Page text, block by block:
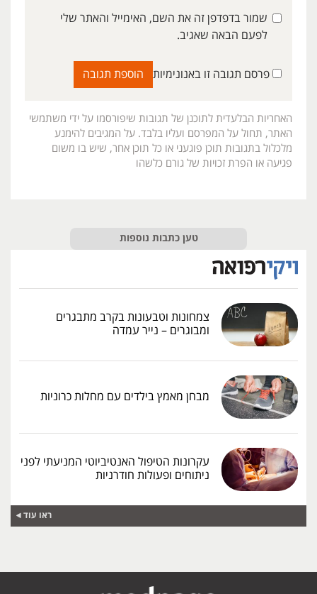
שמור בדפדפן זה את השם, האימייל והאתר שלי
לפעם הבאה שאגיב.
פרסם תגובה זו באנונימיות
האחריות הבלעדית לתוכנן של תגובות שיפורסמו על ידי משתמשי
האתר, תחול על המפרסם ועליו בלבד. על המגיבים להימנע
מלכלול בתגובות תוכן פוגעני או כל תוכן אחר, שיש בו משום
פגיעה או הפרת זכויות של גורם כלשהו
טען כתבות נוספות
צמחונות וטבעונות בקרב מתבגרים
ומבוגרים – נייר עמדה
מבחן מאמץ בילדים עם מחלות כרוניות
עקרונות הטיפול האנטיביוטי המניעתי לפני
ניתוחים ופעולות חודרניות
ראו עוד